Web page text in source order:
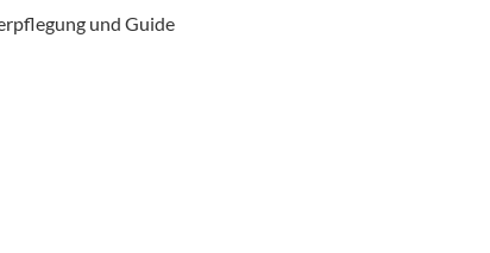
und Guide